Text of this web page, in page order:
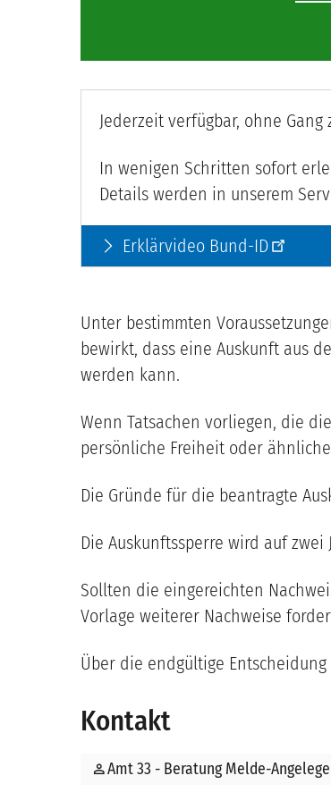
Jederzeit verfügbar, ohne Gang
In wenigen Schritten sofort
Details werden in unserem
arrow_forward_ios Erklärvideo Bund-ID
Unter bestimmten
bewirkt, dass eine Auskunft aus
werden kann.
Wenn Tatsachen vorliegen, die
persönliche Freiheit oder
Die Gründe für die beantragte
Die Auskunftssperre wird auf zwei
Sollten die eingereichten
Vorlage weiterer Nachweise
Über die endgültige
Kontakt
personAmt 33 - Beratung Melde-